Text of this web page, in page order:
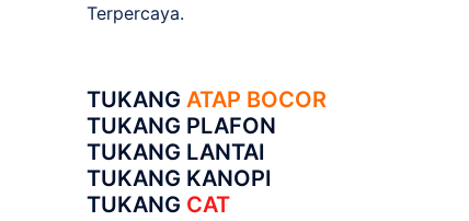
Terpercaya.
TUKANG ATAP BOCOR
TUKANG PLAFON
TUKANG LANTAI
TUKANG KANOPI
TUKANG CAT